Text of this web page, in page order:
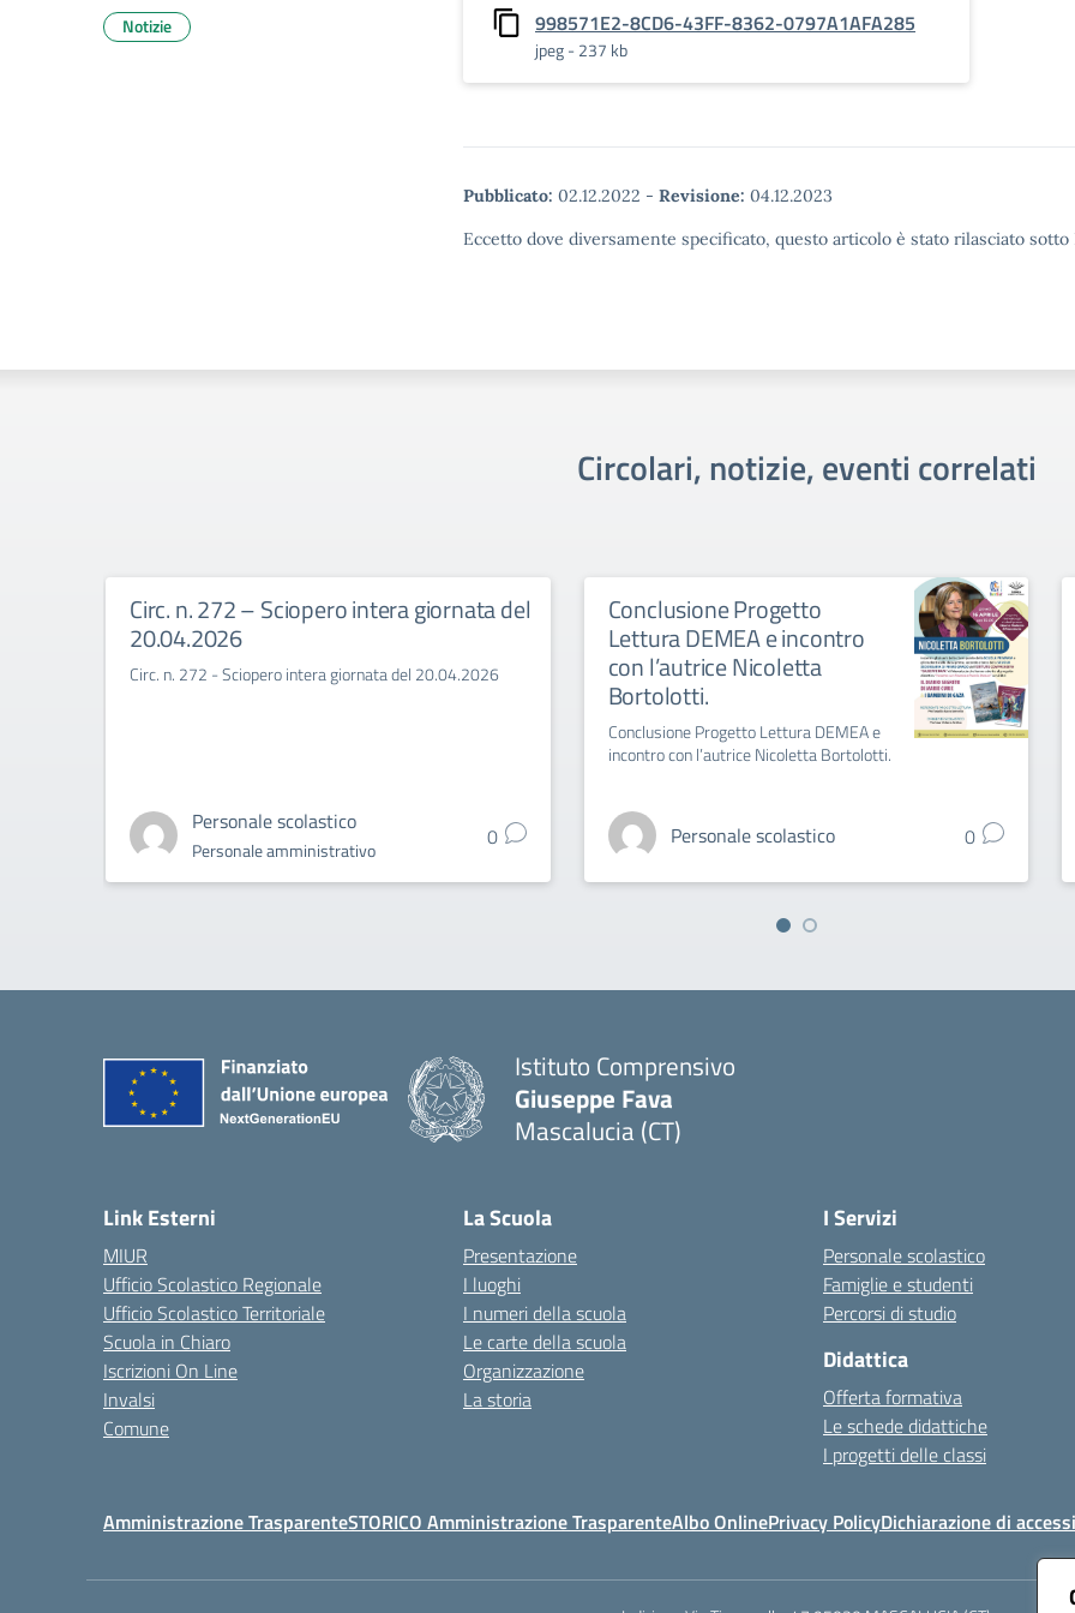
998571E2-8CD6-43FF-8362-0797A1AFA285
jpeg - 237 kb
Pubblicato: 02.12.2022 - Revisione: 04.12.2023
Eccetto dove diversamente specificato, questo articolo è stato rilasciato
Notizie
Circolari, notizie, eventi correlati
Circ. n. 272 – Sciopero intera giornata del
20.04.2026
Circ. n. 272 - Sciopero intera giornata del 20.04.2026
Personale scolastico
Personale amministrativo 0
Conclusione Progetto
Lettura DEMEA e incontro
con l’autrice Nicoletta
Bortolotti.
Conclusione Progetto Lettura DEMEA e
incontro con l’autrice Nicoletta Bortolotti.
Personale scolastico 0
Istituto Comprensivo
Giuseppe Fava
Mascalucia (CT)
Link Esterni
MIUR
Ufficio Scolastico Regionale
Ufficio Scolastico Territoriale
Scuola in Chiaro
Iscrizioni On Line
Invalsi
Comune
La Scuola
Presentazione
I luoghi
I numeri della scuola
Le carte della scuola
Organizzazione
La storia
I Servizi
Personale scolastico
Famiglie e studenti
Percorsi di studio
Didattica
Offerta formativa
Le schede didattiche
I progetti delle classi
Amministrazione TrasparenteSTORICO Amministrazione TrasparenteAlbo OnlinePrivacy PolicyDichiarazione di